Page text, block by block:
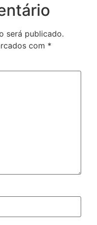
será publicado.
com *